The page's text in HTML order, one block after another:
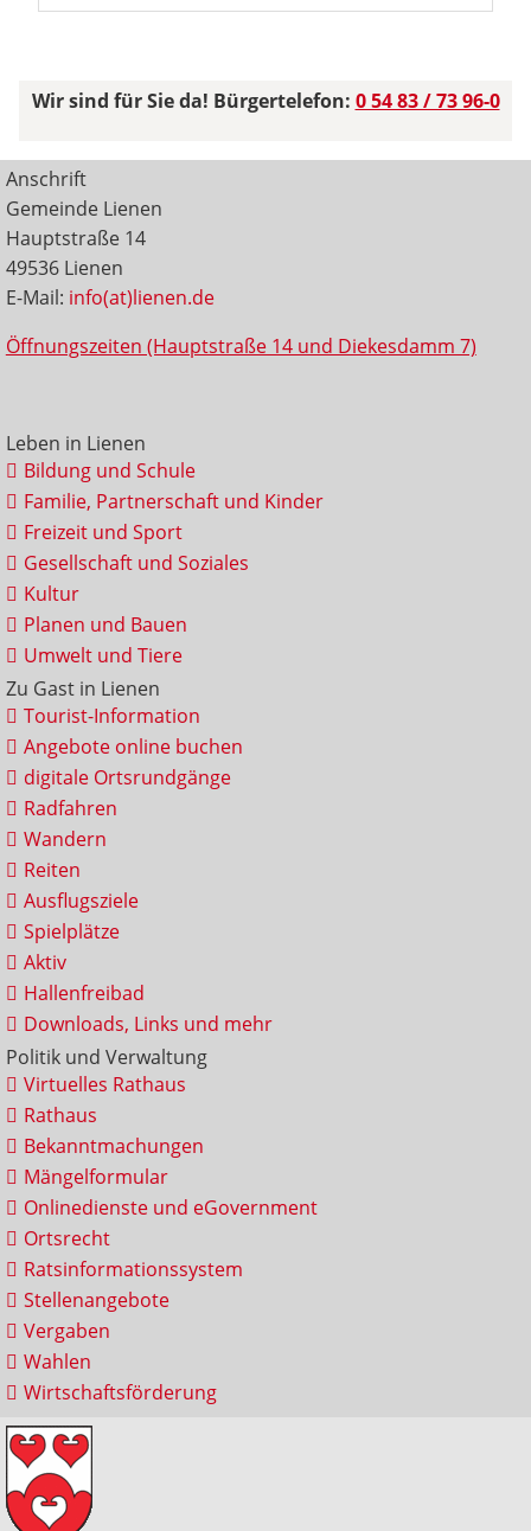
Wir sind für Sie da! Bürgertelefon: 0 54 83 / 73 96-0
Anschrift
Gemeinde Lienen
Hauptstraße 14
49536 Lienen
E-Mail: info(at)lienen.de
Öffnungszeiten (Hauptstraße 14 und Diekesdamm 7)
Leben in Lienen
Bildung und Schule
Familie, Partnerschaft und Kinder
Freizeit und Sport
Gesellschaft und Soziales
Kultur
Planen und Bauen
Umwelt und Tiere
Zu Gast in Lienen
Tourist-Information
Angebote online buchen
digitale Ortsrundgänge
Radfahren
Wandern
Reiten
Ausflugsziele
Spielplätze
Aktiv
Hallenfreibad
Downloads, Links und mehr
Politik und Verwaltung
Virtuelles Rathaus
Rathaus
Bekanntmachungen
Mängelformular
Onlinedienste und eGovernment
Ortsrecht
Ratsinformationssystem
Stellenangebote
Vergaben
Wahlen
Wirtschaftsförderung